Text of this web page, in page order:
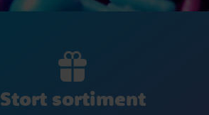
Stort sortiment